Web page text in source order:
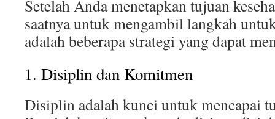
Setelah Anda menetapkan tujuan
saatnya untuk mengambil langkah
adalah beberapa strategi yang dapat
1. Disiplin dan Komitmen
Disiplin adalah kunci untuk mencapai